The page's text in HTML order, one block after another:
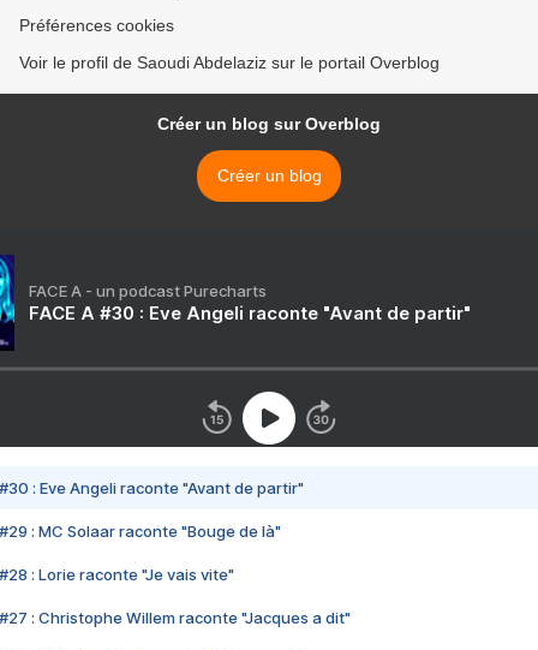
Préférences cookies
Voir le profil de Saoudi Abdelaziz sur le portail Overblog
Créer un blog sur Overblog
Créer un blog
FACE A - un podcast Purecharts
FACE A #30 : Eve Angeli raconte "Avant de partir"
#30 : Eve Angeli raconte "Avant de partir"
#29 : MC Solaar raconte "Bouge de là"
#28 : Lorie raconte "Je vais vite"
#27 : Christophe Willem raconte "Jacques a dit"